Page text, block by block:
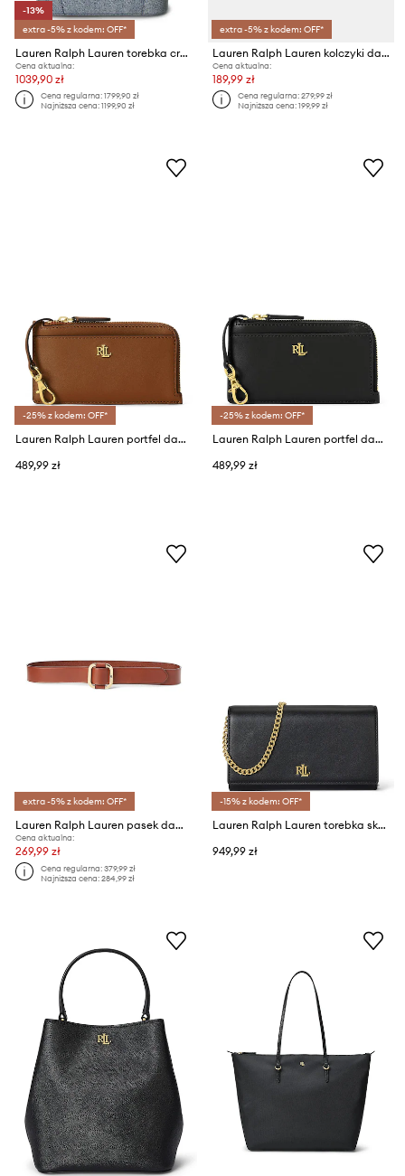
-13%
extra -5% z kodem: OFF*
Lauren Ralph Lauren torebka crossbody damska skórzana
Cena aktualna:
1039,90 zł
Cena regularna:1799,90 zł
Najniższa cena:1199,90 zł
extra -5% z kodem: OFF*
Lauren Ralph Lauren kolczyki damskie metalowe z cyrkonią
Cena aktualna:
189,99 zł
Cena regularna:279,99 zł
Najniższa cena:199,99 zł
-25% z kodem: OFF*
Lauren Ralph Lauren portfel damski skórzany
489,99 zł
-25% z kodem: OFF*
Lauren Ralph Lauren portfel damski skórzany
489,99 zł
extra -5% z kodem: OFF*
Lauren Ralph Lauren pasek damski skórzany
Cena aktualna:
269,99 zł
Cena regularna:379,99 zł
Najniższa cena:284,99 zł
-15% z kodem: OFF*
Lauren Ralph Lauren torebka skórzana
949,99 zł